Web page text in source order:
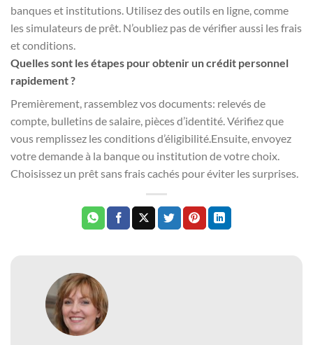
banques et institutions. Utilisez des outils en ligne, comme
les simulateurs de prêt. N’oubliez pas de vérifier aussi les frais
et conditions.
Quelles sont les étapes pour obtenir un crédit personnel
rapidement ?
Premièrement, rassemblez vos documents: relevés de
compte, bulletins de salaire, pièces d’identité. Vérifiez que
vous remplissez les conditions d’éligibilité.Ensuite, envoyez
votre demande à la banque ou institution de votre choix.
Choisissez un prêt sans frais cachés pour éviter les surprises.